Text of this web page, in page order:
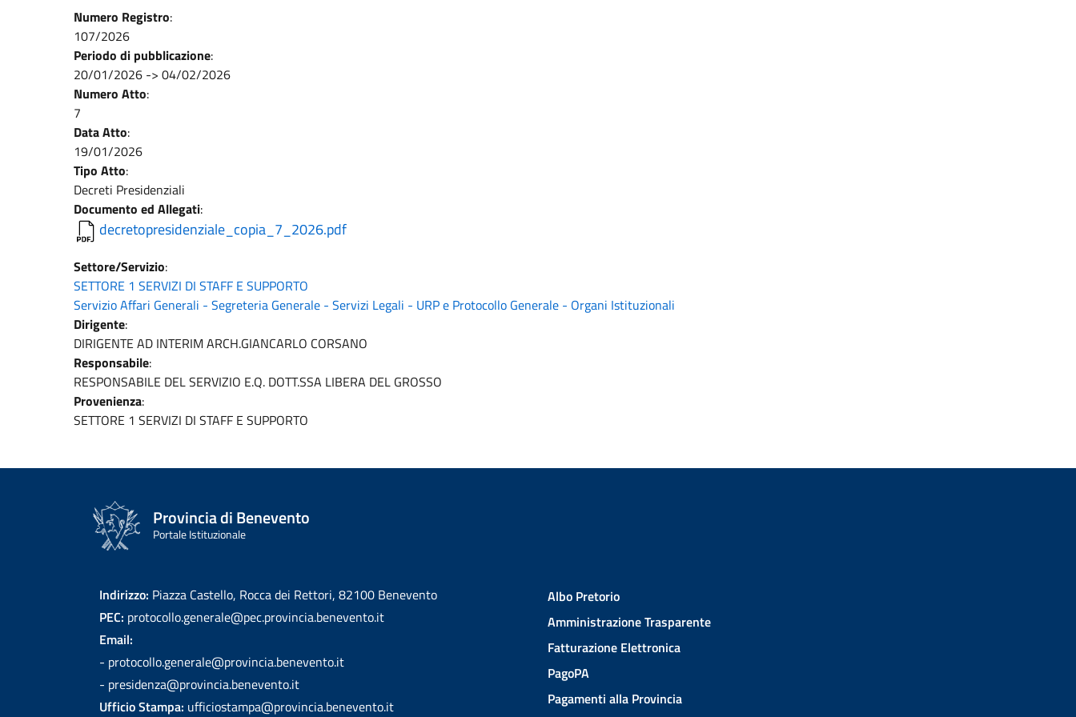
Numero Registro:
107/2026
Periodo di pubblicazione:
20/01/2026 -> 04/02/2026
Numero Atto:
7
Data Atto:
19/01/2026
Tipo Atto:
Decreti Presidenziali
Documento ed Allegati:
decretopresidenziale_copia_7_2026.pdf
Settore/Servizio:
SETTORE 1 SERVIZI DI STAFF E SUPPORTO
Servizio Affari Generali - Segreteria Generale - Servizi Legali - URP e Protocollo Generale - Organi Istituzionali
Dirigente:
DIRIGENTE AD INTERIM ARCH.GIANCARLO CORSANO
Responsabile:
RESPONSABILE DEL SERVIZIO E.Q. DOTT.SSA LIBERA DEL GROSSO
Provenienza:
SETTORE 1 SERVIZI DI STAFF E SUPPORTO
Provincia di Benevento
Portale Istituzionale
Indirizzo: Piazza Castello, Rocca dei Rettori, 82100 Benevento
PEC: protocollo.generale@pec.provincia.benevento.it
Email:
- protocollo.generale@provincia.benevento.it
- presidenza@provincia.benevento.it
Ufficio Stampa: ufficiostampa@provincia.benevento.it
Albo Pretorio
Amministrazione Trasparente
Fatturazione Elettronica
PagoPA
Pagamenti alla Provincia